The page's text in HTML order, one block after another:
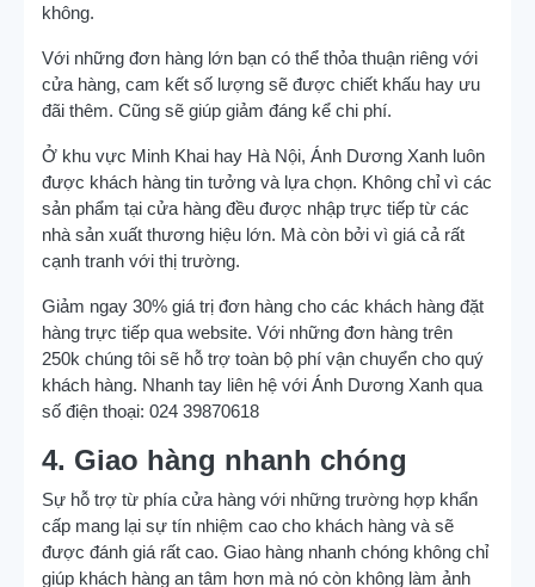
không.
Với những đơn hàng lớn bạn có thể thỏa thuận riêng với
cửa hàng, cam kết số lượng sẽ được chiết khấu hay ưu
đãi thêm. Cũng sẽ giúp giảm đáng kể chi phí.
Ở khu vực Minh Khai hay Hà Nội, Ánh Dương Xanh luôn
được khách hàng tin tưởng và lựa chọn. Không chỉ vì các
sản phẩm tại cửa hàng đều được nhập trực tiếp từ các
nhà sản xuất thương hiệu lớn. Mà còn bởi vì giá cả rất
cạnh tranh với thị trường.
Giảm ngay 30% giá trị đơn hàng cho các khách hàng đặt
hàng trực tiếp qua website. Với những đơn hàng trên
250k chúng tôi sẽ hỗ trợ toàn bộ phí vận chuyển cho quý
khách hàng. Nhanh tay liên hệ với Ánh Dương Xanh qua
số điện thoại: 024 39870618
4. Giao hàng nhanh chóng
Sự hỗ trợ từ phía cửa hàng với những trường hợp khẩn
cấp mang lại sự tín nhiệm cao cho khách hàng và sẽ
được đánh giá rất cao. Giao hàng nhanh chóng không chỉ
giúp khách hàng an tâm hơn mà nó còn không làm ảnh